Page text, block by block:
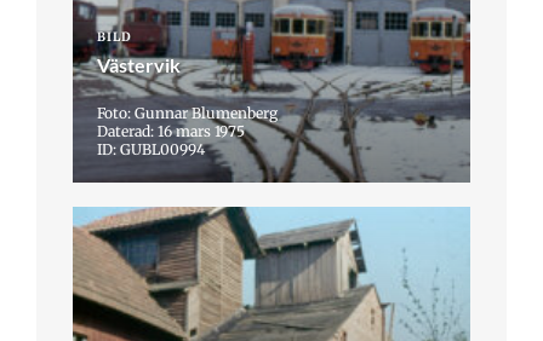
BILD
Västervik
Foto: Gunnar Blumenberg
Daterad: 16 mars 1975
ID: GUBL00994